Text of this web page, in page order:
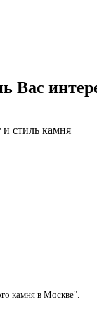
Вас
стиль камня
камня в Москве".